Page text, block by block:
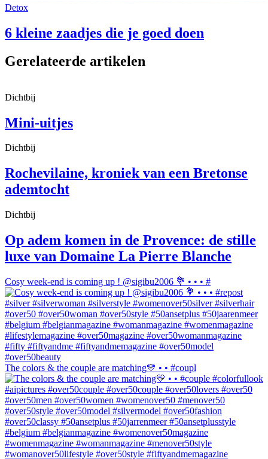
Detox
6 kleine zaadjes die je goed doen
Gerelateerde artikelen
Dichtbij
Mini-uitjes
Dichtbij
Rochevilaine, kroniek van een Bretonse
ademtocht
Dichtbij
Op adem komen in de Provence: de stille
luxe van Domaine La Pierre Blanche
Cosy week-end is coming up ! @sigibu2006 💐 • • • #
The colors & the couple are matching💛 • • #coupl